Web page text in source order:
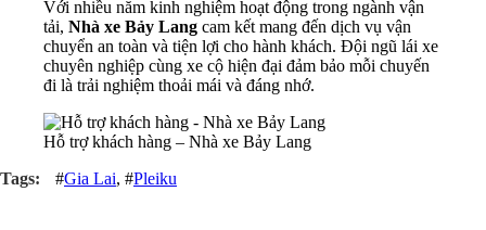
Với nhiều năm kinh nghiệm hoạt động trong ngành vận
tải, Nhà xe Bảy Lang cam kết mang đến dịch vụ vận
chuyển an toàn và tiện lợi cho hành khách. Đội ngũ lái xe
chuyên nghiệp cùng xe cộ hiện đại đảm bảo mỗi chuyến
đi là trải nghiệm thoải mái và đáng nhớ.
Hỗ trợ khách hàng – Nhà xe Bảy Lang
#Gia Lai, #Pleiku